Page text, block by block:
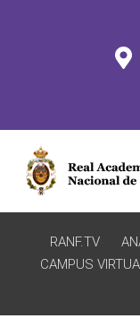
RANF.TV
CAMPUS